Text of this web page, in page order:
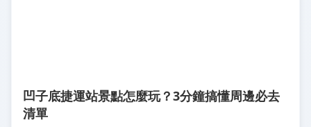
凹子底捷運站景點怎麼玩？3分鐘搞懂周邊必去
清單